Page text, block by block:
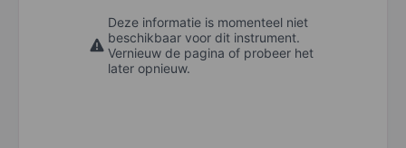
Deze informatie is momenteel niet
beschikbaar voor dit instrument.
Vernieuw de pagina of probeer het
later opnieuw.